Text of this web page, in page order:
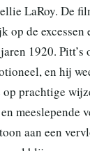
LaRoy. De
op de excessen
1920. Pitt’s
en hij
prachtige
meeslepende
aan een